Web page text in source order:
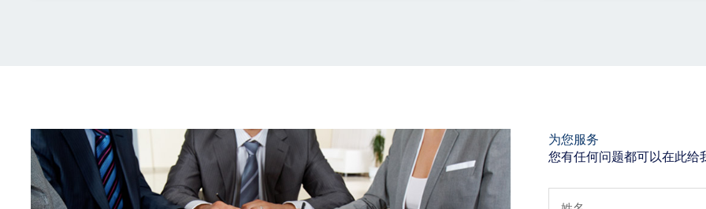
为您服务
您有任何问题都可以在此给